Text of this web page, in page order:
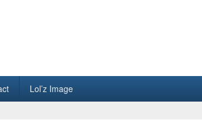
Lol’z Image